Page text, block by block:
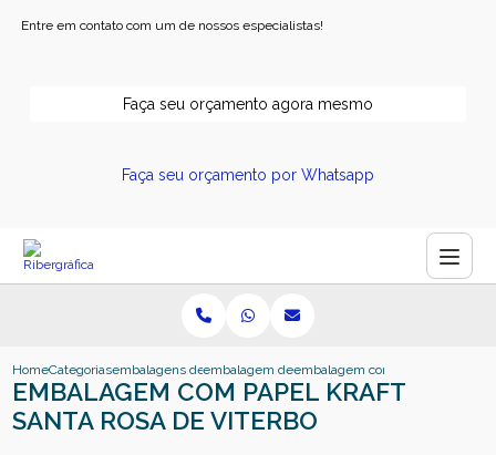
Entre em contato com um de nossos especialistas!
Faça seu orçamento agora mesmo
Faça seu orçamento por Whatsapp
HomeCategoriasembalagens de papelembalagem de papel ribeirao preto
embalagem com papel kraft
EMBALAGEM COM PAPEL KRAFT
SANTA ROSA DE VITERBO